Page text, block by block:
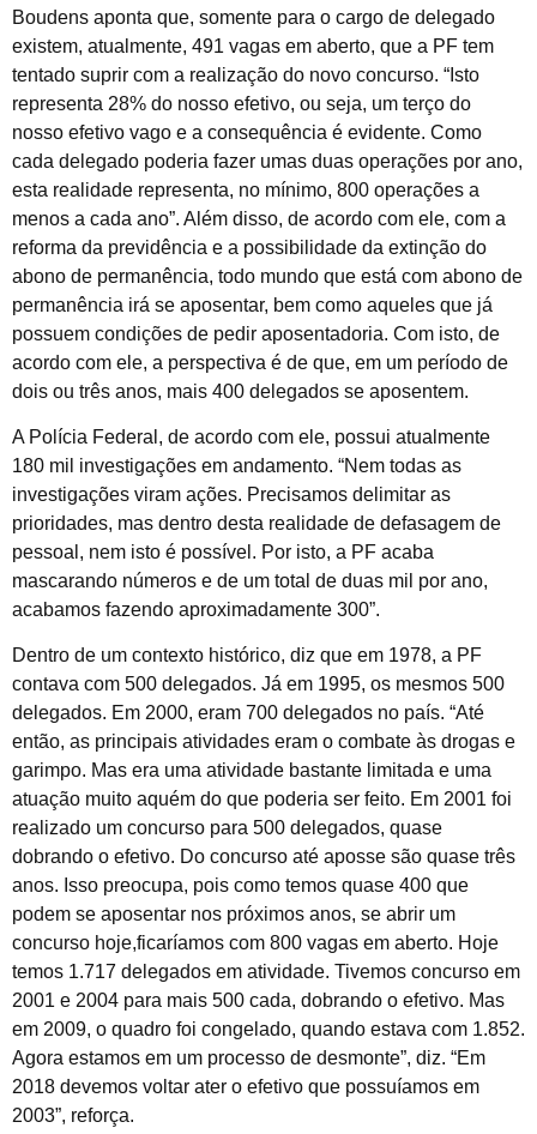
Boudens aponta que, somente para o cargo de delegado
existem, atualmente, 491 vagas em aberto, que a PF tem
tentado suprir com a realização do novo concurso. “Isto
representa 28% do nosso efetivo, ou seja, um terço do
nosso efetivo vago e a consequência é evidente. Como
cada delegado poderia fazer umas duas operações por ano,
esta realidade representa, no mínimo, 800 operações a
menos a cada ano”. Além disso, de acordo com ele, com a
reforma da previdência e a possibilidade da extinção do
abono de permanência, todo mundo que está com abono de
permanência irá se aposentar, bem como aqueles que já
possuem condições de pedir aposentadoria. Com isto, de
acordo com ele, a perspectiva é de que, em um período de
dois ou três anos, mais 400 delegados se aposentem.
A Polícia Federal, de acordo com ele, possui atualmente
180 mil investigações em andamento. “Nem todas as
investigações viram ações. Precisamos delimitar as
prioridades, mas dentro desta realidade de defasagem de
pessoal, nem isto é possível. Por isto, a PF acaba
mascarando números e de um total de duas mil por ano,
acabamos fazendo aproximadamente 300”.
Dentro de um contexto histórico, diz que em 1978, a PF
contava com 500 delegados. Já em 1995, os mesmos 500
delegados. Em 2000, eram 700 delegados no país. “Até
então, as principais atividades eram o combate às drogas e
garimpo. Mas era uma atividade bastante limitada e uma
atuação muito aquém do que poderia ser feito. Em 2001 foi
realizado um concurso para 500 delegados, quase
dobrando o efetivo. Do concurso até aposse são quase três
anos. Isso preocupa, pois como temos quase 400 que
podem se aposentar nos próximos anos, se abrir um
concurso hoje,ficaríamos com 800 vagas em aberto. Hoje
temos 1.717 delegados em atividade. Tivemos concurso em
2001 e 2004 para mais 500 cada, dobrando o efetivo. Mas
em 2009, o quadro foi congelado, quando estava com 1.852.
Agora estamos em um processo de desmonte”, diz. “Em
2018 devemos voltar ater o efetivo que possuíamos em
2003”, reforça.